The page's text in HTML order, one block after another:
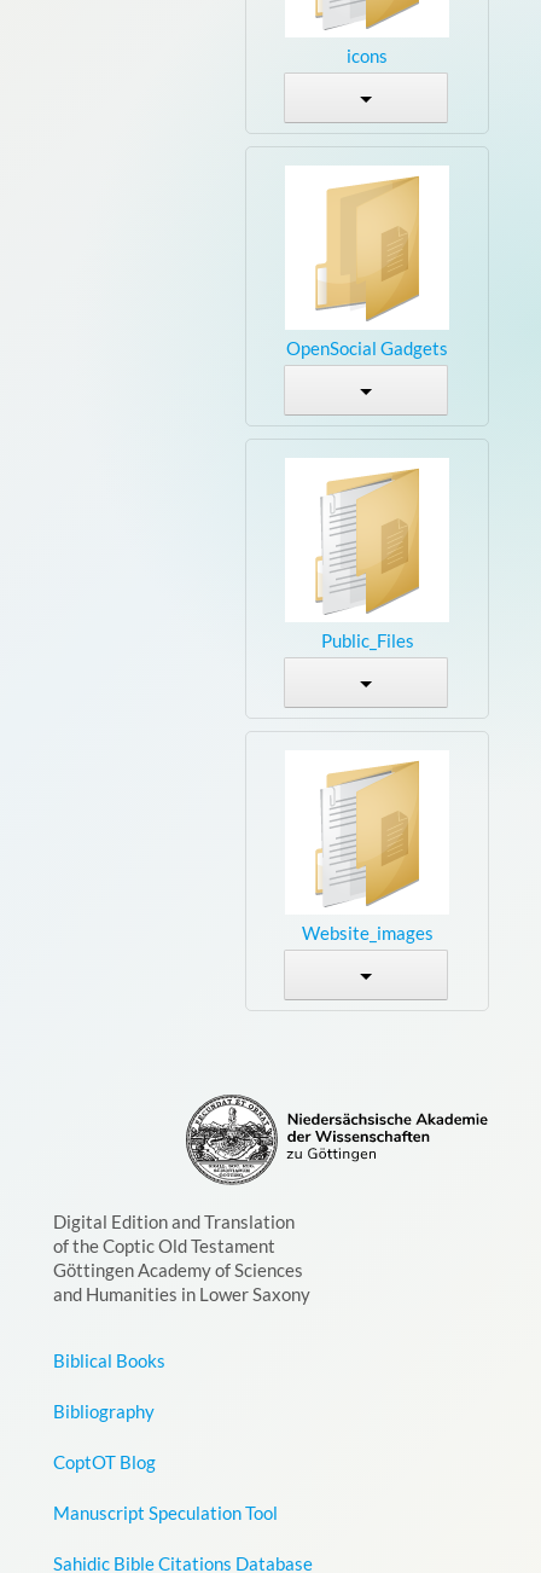
icons
OpenSocial Gadgets
Public_Files
Website_images
Digital Edition and Translation
of the Coptic Old Testament
Göttingen Academy of Sciences
and Humanities in Lower Saxony
Biblical Books
Bibliography
CoptOT Blog
Manuscript Speculation Tool
Sahidic Bible Citations Database